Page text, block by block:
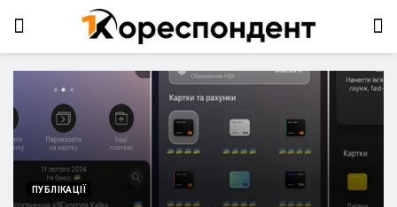
ПУБЛІКАЦІЇ